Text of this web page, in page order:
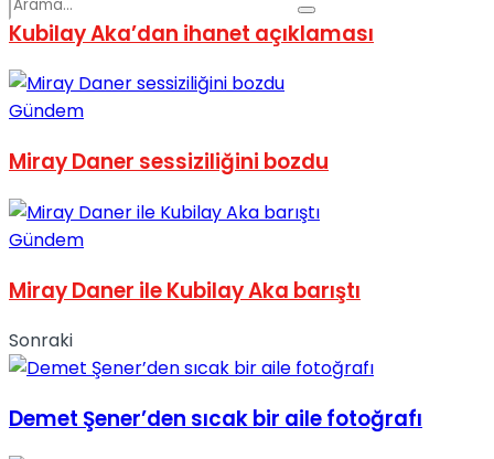
No Result
View All Result
Kubilay Aka’dan ihanet açıklaması
Gündem
Miray Daner sessiziliğini bozdu
Gündem
Miray Daner ile Kubilay Aka barıştı
Sonraki
Demet Şener’den sıcak bir aile fotoğrafı